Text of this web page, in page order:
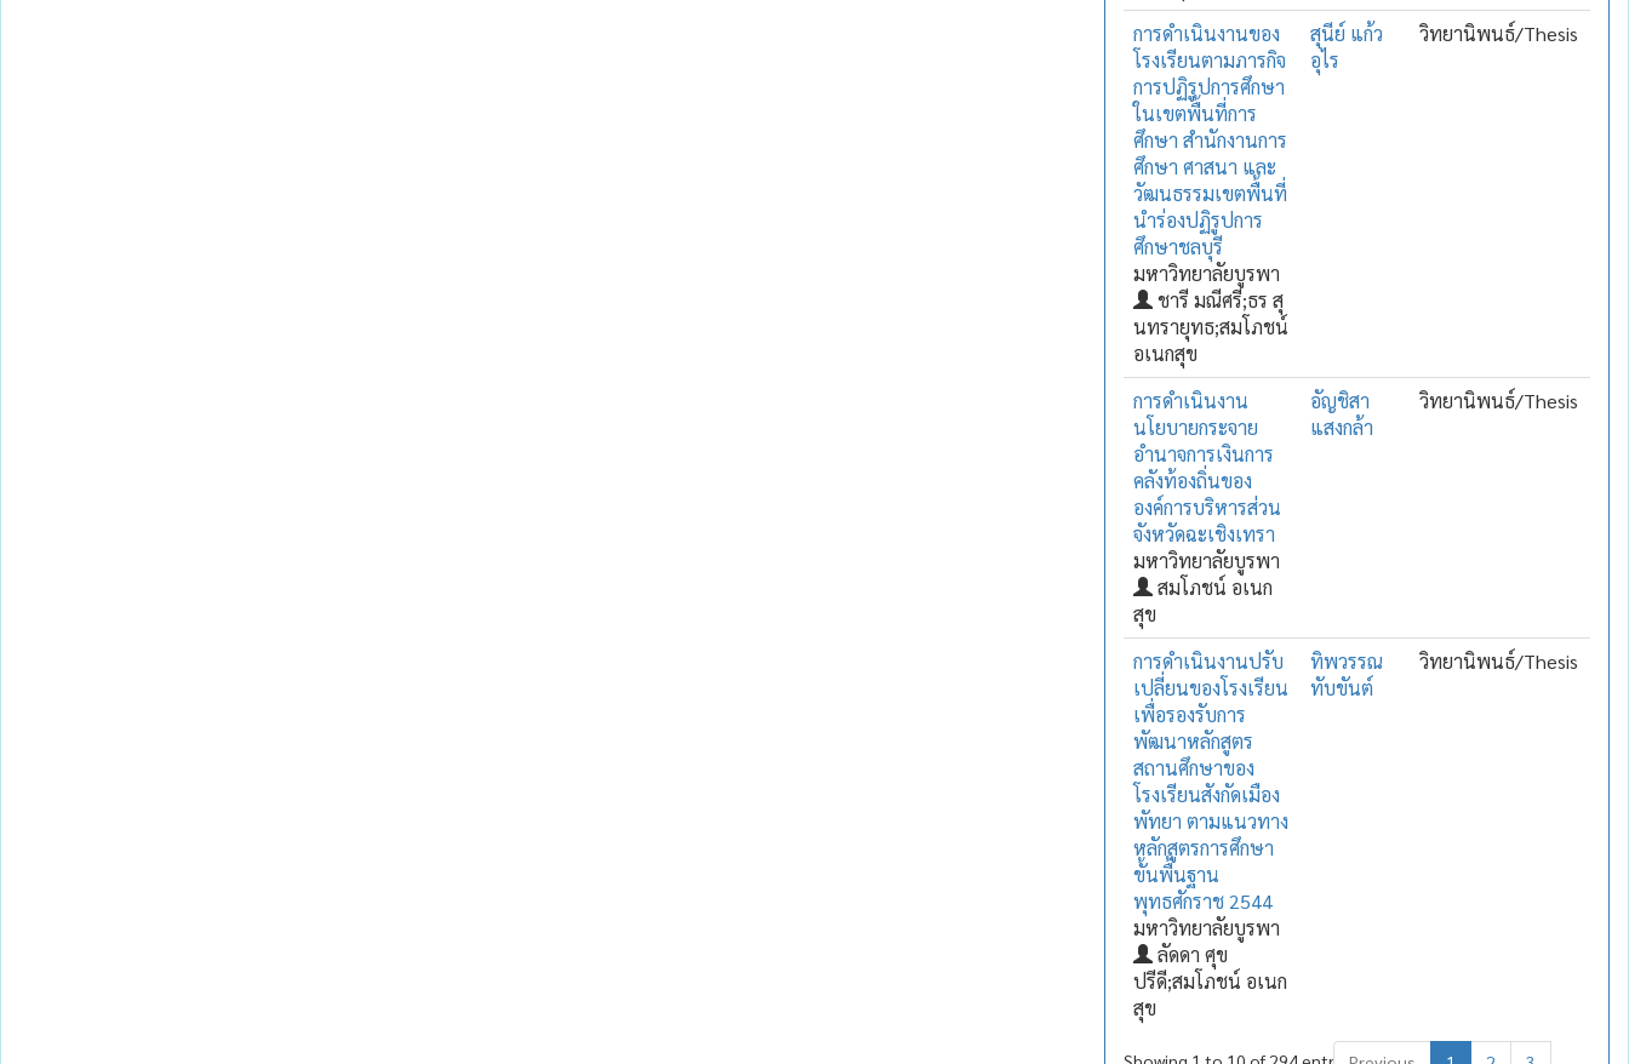
การดำเนินงานของ
โรงเรียนตามภารกิจ
การปฏิรูปการศึกษา
ในเขตพื้นที่การ
ศึกษา สำนักงานการ
ศึกษา ศาสนา และ
วัฒนธรรมเขตพื้นที่
นำร่องปฏิรูปการ
ศึกษาชลบุรี
มหาวิทยาลัยบูรพา
ชารี มณีศรี;ธร สุ
นทรายุทธ;สมโภชน์
อเนกสุข
สุนีย์ แก้ว
อุไร
วิทยานิพนธ์/Thesis
การดำเนินงาน
นโยบายกระจาย
อำนาจการเงินการ
คลังท้องถิ่นของ
องค์การบริหารส่วน
จังหวัดฉะเชิงเทรา
มหาวิทยาลัยบูรพา
สมโภชน์ อเนก
สุข
อัญชิสา
แสงกล้า
วิทยานิพนธ์/Thesis
การดำเนินงานปรับ
เปลี่ยนของโรงเรียน
เพื่อรองรับการ
พัฒนาหลักสูตร
สถานศึกษาของ
โรงเรียนสังกัดเมือง
พัทยา ตามแนวทาง
หลักสูตรการศึกษา
ขั้นพื้นฐาน
พุทธศักราช 2544
มหาวิทยาลัยบูรพา
ลัดดา ศุข
ปรีดี;สมโภชน์ อเนก
สุข
ทิพวรรณ
ทับขันต์
วิทยานิพนธ์/Thesis